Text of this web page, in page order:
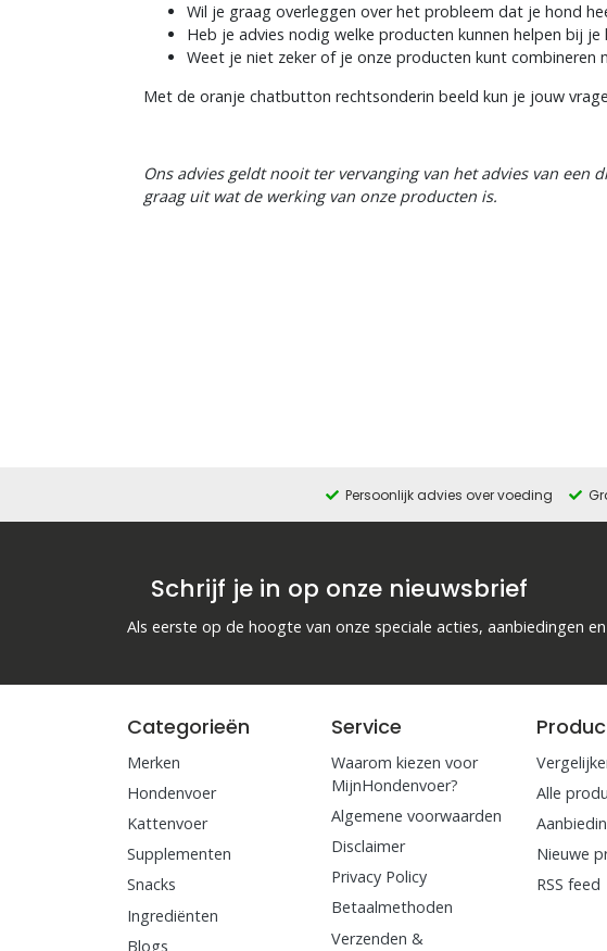
Wil je graag overleggen over het probleem dat je hond
Heb je advies nodig welke producten kunnen helpen bij je
Weet je niet zeker of je onze producten kunt combineren
Met de oranje chatbutton rechtsonderin beeld kun je jouw
Ons advies geldt nooit ter vervanging van het advies van een
graag uit wat de werking van onze producten is.
Persoonlijk advies over voeding
Schrijf je in op onze nieuwsbrief
Als eerste op de hoogte van onze speciale acties, aanbiedingen
Categorieën
Merken
Hondenvoer
Kattenvoer
Supplementen
Snacks
Ingrediënten
Blogs
Service
Waarom kiezen voor
MijnHondenvoer?
Algemene voorwaarden
Disclaimer
Privacy Policy
Betaalmethoden
Verzenden &
Alle
Nieuwe
RSS feed